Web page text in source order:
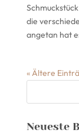
die
angetan hat
« Ältere
Neueste